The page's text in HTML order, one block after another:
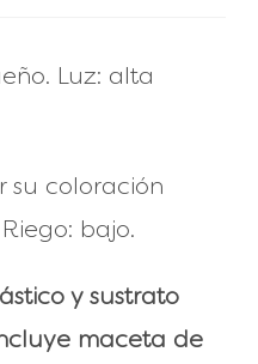
Luz: alta
su coloración
bajo.
y sustrato
maceta de